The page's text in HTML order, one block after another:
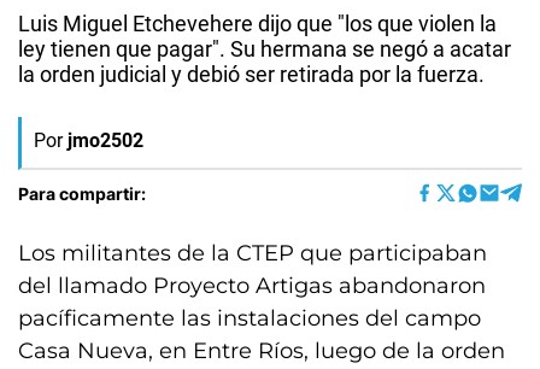
Luis Miguel Etchevehere dijo que "los que violen la
ley tienen que pagar". Su hermana se negó a acatar
la orden judicial y debió ser retirada por la fuerza.
Por jmo2502
Para compartir:
Los militantes de la CTEP que participaban
del llamado Proyecto Artigas abandonaron
pacíficamente las instalaciones del campo
Casa Nueva, en Entre Ríos, luego de la orden